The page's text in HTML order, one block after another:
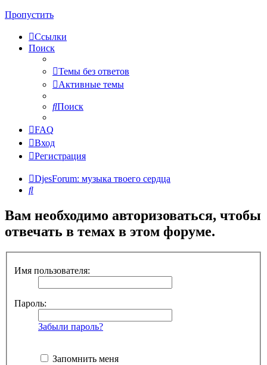
Пропустить
Ссылки
Поиск
Темы без ответов
Активные темы
Поиск
FAQ
Вход
Регистрация
DjesForum: музыка твоего сердца
Поиск
Вам необходимо авторизоваться, чтобы
отвечать в темах в этом форуме.
Имя пользователя:
Пароль:
Забыли пароль?
Запомнить меня